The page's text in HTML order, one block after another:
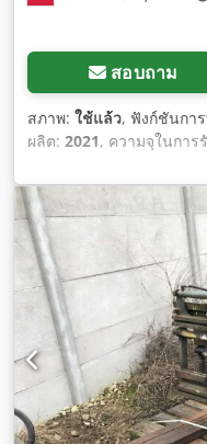
สอบถาม
สภาพ: ใช้แล้ว, ฟังก์ชันกา
ผลิต: 2021, ความจุในการ